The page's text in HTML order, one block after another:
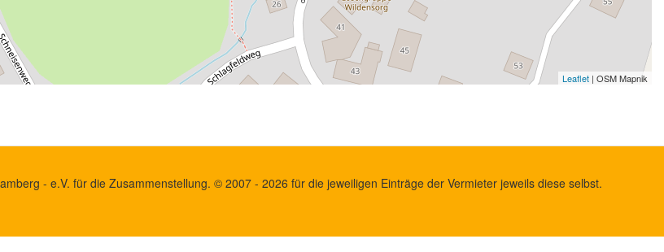
Leaflet | OSM Mapnik
- e.V. für die Zusammenstellung. © 2007 - 2026 für die jeweiligen Einträge der Vermieter jeweils diese selbst.